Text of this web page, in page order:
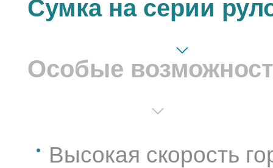
Сумка на серии
Особые
Высокая скорость